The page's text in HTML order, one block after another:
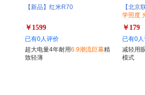
【新品】红米R70
￥1599
已有0人评价
超大电量4年耐用6.9潮流巨幕精
致轻薄
【北京
学照度
￥179
已有0
减轻用
模式